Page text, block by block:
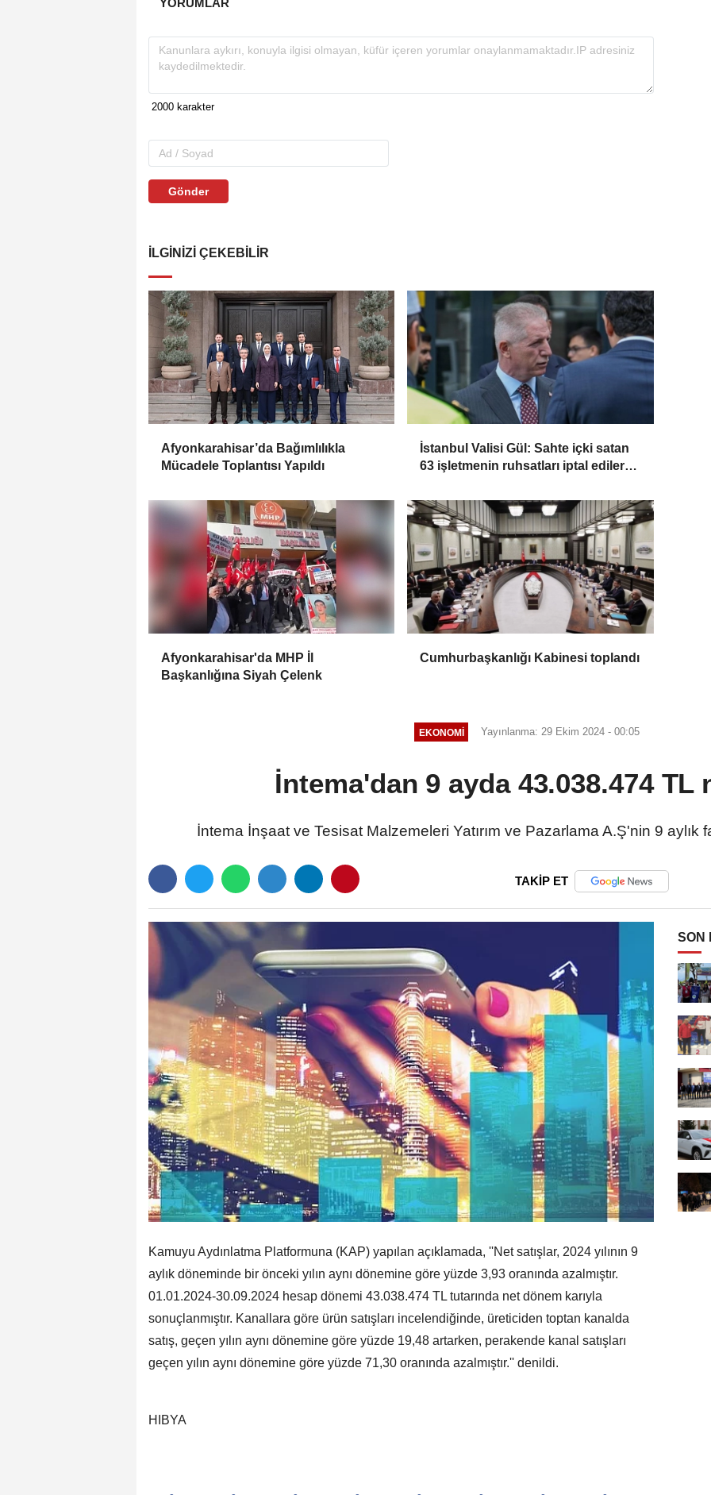
YORUMLAR
Gönder
İLGINIZI ÇEKEBILIR
Afyonkarahisar’da Bağımlılıkla
Mücadele Toplantısı Yapıldı
İstanbul Valisi Gül: Sahte içki satan
63 işletmenin ruhsatları iptal edilerek
Afyonkarahisar'da MHP İl
Başkanlığına Siyah Çelenk
Cumhurbaşkanlığı Kabinesi toplandı
EKONOMI Yayınlanma: 29 Ekim 2024 - 00:05
İntema'dan 9 ayda 43.038.474 TL
İntema İnşaat ve Tesisat Malzemeleri Yatırım ve Pazarlama A.Ş'nin 9 aylık
TAKİP ET
Kamuyu Aydınlatma Platformuna (KAP) yapılan açıklamada, ''Net satışlar, 2024 yılının 9
aylık döneminde bir önceki yılın aynı dönemine göre yüzde 3,93 oranında azalmıştır.
01.01.2024-30.09.2024 hesap dönemi 43.038.474 TL tutarında net dönem karıyla
sonuçlanmıştır. Kanallara göre ürün satışları incelendiğinde, üreticiden toptan kanalda
satış, geçen yılın aynı dönemine göre yüzde 19,48 artarken, perakende kanal satışları
geçen yılın aynı dönemine göre yüzde 71,30 oranında azalmıştır.'' denildi.
HIBYA
SON